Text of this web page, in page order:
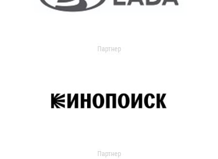
Партнер
Партнер